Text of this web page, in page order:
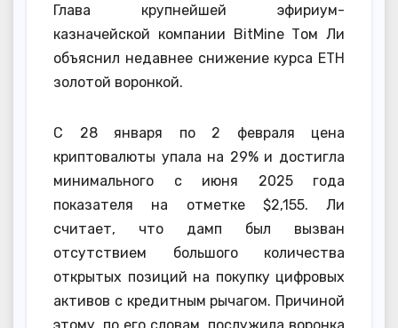
Глава крупнейшей эфириум-
казначейской компании BitMine Том Ли
объяснил недавнее снижение курса ETH
золотой воронкой.
С 28 января по 2 февраля цена
криптовалюты упала на 29% и достигла
минимального с июня 2025 года
показателя на отметке $2,155. Ли
считает, что дамп был вызван
отсутствием большого количества
открытых позиций на покупку цифровых
активов с кредитным рычагом. Причиной
этому, по его словам, послужила воронка